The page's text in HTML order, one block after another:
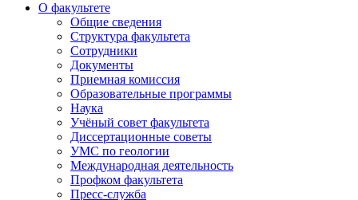
О факультете
Общие сведения
Структура факультета
Сотрудники
Документы
Приемная комиссия
Образовательные программы
Наука
Учёный совет факультета
Диссертационные советы
УМС по геологии
Международная деятельность
Профком факультета
Пресс-служба